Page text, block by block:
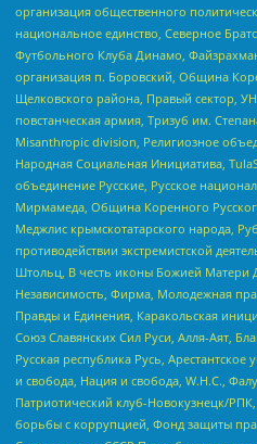
организация общественного
национальное единство, Северное
Футбольного Клуба Динамо,
организация п. Боровский, Община
Щелковского района, Правый сектор,
повстанческая армия, Тризуб им.
Misanthropic division, Религиозное
Народная Социальная Инициатива,
объединение Русские, Русское
Мирмамеда, Община Коренного
Меджлис крымскотатарского народа,
противодействии экстремистской
Штольц, В честь иконы Божией Матери
Независимость, Фирма, Молодежная
Правды и Единения, Каракольская
Союз Славянских Сил Руси, Алля-Аят,
Русская республика Русь,
и свобода, Нация и свобода, W.H.С.,
Патриотический клуб-Новокузнецк/
борьбы с коррупцией, Фонд защиты